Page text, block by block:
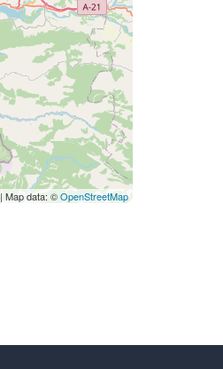
| Map data: ©OpenStreetMap